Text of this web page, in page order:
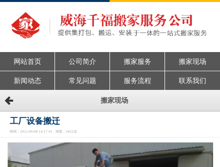
网站首页 公司简介 搬家服务 搬家现场
新闻动态 常见问题 服务流程 联系我们
搬家现场
工厂设备搬迁
时间：2021-09-08 14:17:41 浏览：3452次